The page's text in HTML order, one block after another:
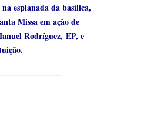
esplanada da basílica,
Missa em ação de
Rodríguez, EP, e